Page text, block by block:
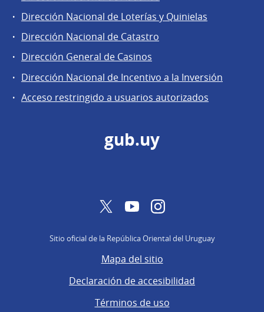
Áreas
de
la
Dirección
General
de
Secretaría
Dirección Nacional de Loterías y Quinielas
Dirección Nacional de Catastro
Dirección General de Casinos
Dirección Nacional de Incentivo a la Inversión
Acceso restringido a usuarios autorizados
gub.uy
TwitterYouTubeInstagram
Sitio oficial de la República Oriental del Uruguay
Mapa del sitio
Declaración de accesibilidad
Términos de uso